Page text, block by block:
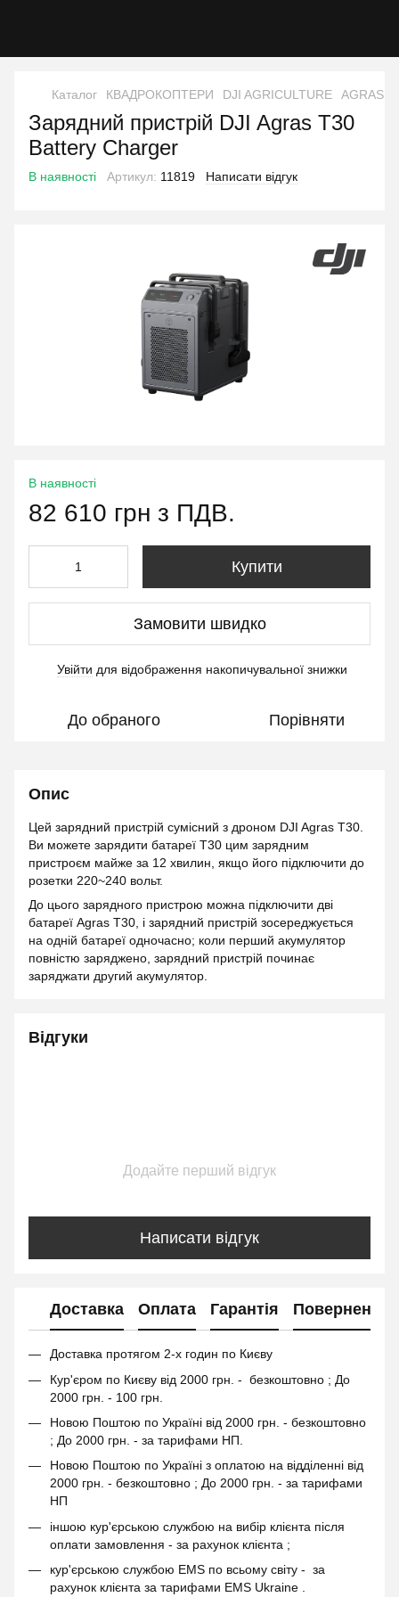
Каталог КВАДРОКОПТЕРИ DJI AGRICULTURE AGRAS
Зарядний пристрій DJI Agras T30
Battery Charger
В наявності Артикул: 11819 Написати відгук
В наявності
82 610 грн з ПДВ.
Купити
Замовити швидко
Увійти для відображення накопичувальної знижки
До обраного Порівняти
Опис
Цей зарядний пристрій сумісний з дроном DJI Agras T30.
Ви можете зарядити батареї T30 цим зарядним
пристроєм майже за 12 хвилин, якщо його підключити до
розетки 220~240 вольт.
До цього зарядного пристрою можна підключити дві
батареї Agras T30, і зарядний пристрій зосереджується
на одній батареї одночасно; коли перший акумулятор
повністю заряджено, зарядний пристрій починає
заряджати другий акумулятор.
Відгуки
Додайте перший відгук
Написати відгук
Доставка Оплата Гарантія Повернення
Доставка протягом 2-х годин по Києву
Кур'єром по Києву від 2000 грн. - безкоштовно ; До
2000 грн. - 100 грн.
Новою Поштою по Україні від 2000 грн. - безкоштовно
; До 2000 грн. - за тарифами НП.
Новою Поштою по Україні з оплатою на відділенні від
2000 грн. - безкоштовно ; До 2000 грн. - за тарифами
НП
іншою кур'єрською службою на вибір клієнта після
оплати замовлення - за рахунок клієнта ;
кур'єрською службою EMS по всьому світу - за
рахунок клієнта за тарифами EMS Ukraine .